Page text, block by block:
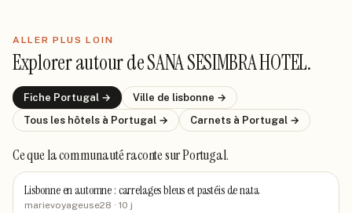
ALLER PLUS LOIN
Explorer autour deSANA SESIMBRA HOTEL.
Fiche Portugal → Ville de lisbonne →
Tous les hôtels à Portugal → Carnets à Portugal →
Ce que la communauté racontesur Portugal.
Lisbonne en automne : carrelages bleus et pastéis de nata
marievoyageuse28 · 10 j